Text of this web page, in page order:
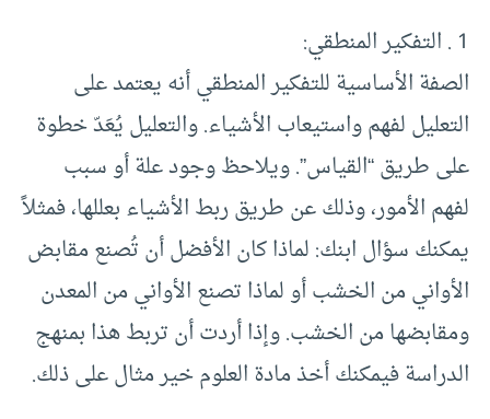
1 . التفكير المنطقي:
الصفة الأساسية للتفكير المنطقي أنه يعتمد على
التعليل لفهم واستيعاب الأشياء. والتعليل يُعَدّ خطوة
على طريق “القياس”. ويلاحظ وجود علة أو سبب
لفهم الأمور، وذلك عن طريق ربط الأشياء بعللها، فمثلاً
يمكنك سؤال ابنك: لماذا كان الأفضل أن تُصنع مقابض
الأواني من الخشب أو لماذا تصنع الأواني من المعدن
ومقابضها من الخشب. وإذا أردت أن تربط هذا بمنهج
الدراسة فيمكنك أخذ مادة العلوم خير مثال على ذلك.